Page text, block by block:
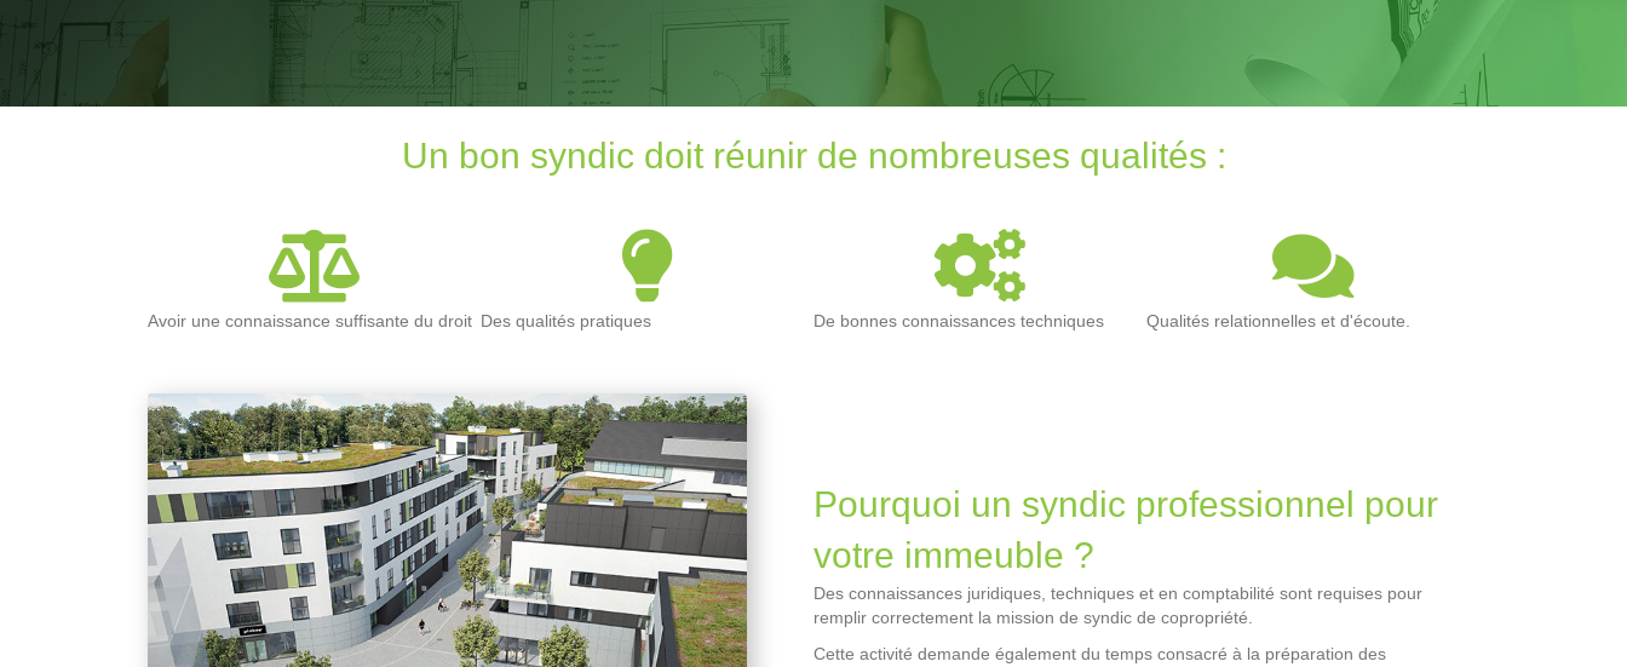
Un bon syndic doit réunir de nombreuses qualités :
Avoir une connaissance suffisante du droit Des qualités pratiques De bonnes connaissances techniques Qualités relationnelles et d'écoute.
Pourquoi un syndic professionnel pour
votre immeuble ?
Des connaissances juridiques, techniques et en comptabilité sont requises pour
remplir correctement la mission de syndic de copropriété.
Cette activité demande également du temps consacré à la préparation des